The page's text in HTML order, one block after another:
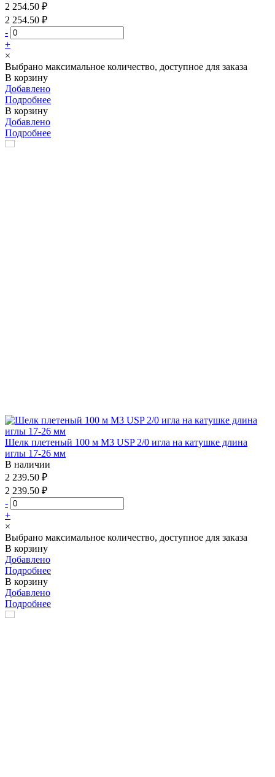
2 254.50 ₽
2 254.50 ₽
-
+
×
Выбрано максимальное количество, доступное для заказа
В корзину
Добавлено
Подробнее
В корзину
Добавлено
Подробнее
Шелк плетеный 100 м М3 USP 2/0 игла на катушке длина
иглы 17-26 мм
В наличии
2 239.50 ₽
2 239.50 ₽
-
+
×
Выбрано максимальное количество, доступное для заказа
В корзину
Добавлено
Подробнее
В корзину
Добавлено
Подробнее